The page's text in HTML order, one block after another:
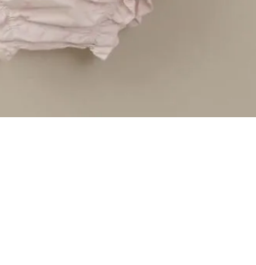
Oso Bebe Niña Blanco
11.994